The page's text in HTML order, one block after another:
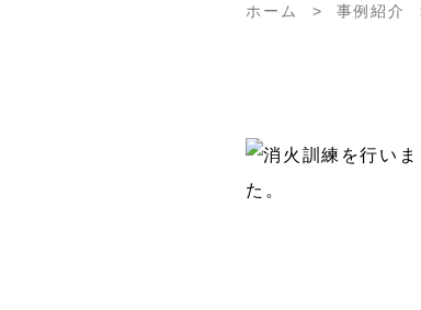
ホーム 事例紹介